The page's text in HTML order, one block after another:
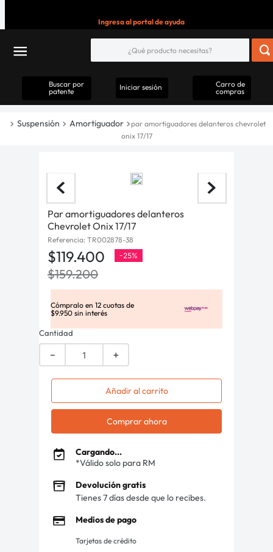
Ingresa al portal de ayuda
Buscar por
patente
Iniciar sesión
Carro de
compras
Suspensión Amortiguador
par amortiguadores delanteros chevrolet
onix 17/17
Par amortiguadores delanteros
Chevrolet Onix 17/17
Referencia: TR002878-38
$119.400 -25%
$159.200
Cómpralo en 12 cuotas de
$9.950 sin interés
Cantidad
＋
－
Añadir al carrito
Comprar ahora
Cargando...
*Válido solo para RM
Devolución gratis
Tienes 7 días desde que lo recibes.
Medios de pago
Tarjetas de crédito